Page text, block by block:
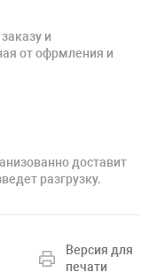
и
от офрмления и
доставит
разгрузку.
Версия для
печати